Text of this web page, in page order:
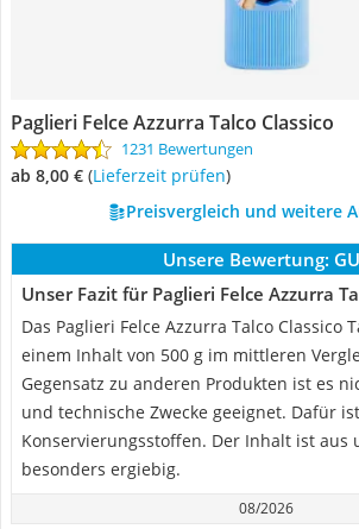
Paglieri Felce Azzurra Talco Classico
1231 Bewertungen
ab 8,00 € (Lieferzeit prüfen)
Preisvergleich und weitere
Unsere Bewertung:
Unser Fazit für Paglieri Felce Azzurra
Das Paglieri Felce Azzurra Talco Classico
einem Inhalt von 500 g im mittleren
Gegensatz zu anderen Produkten ist es
und technische Zwecke geeignet. Dafür
Konservierungsstoffen. Der Inhalt ist aus
besonders ergiebig.
08/2026